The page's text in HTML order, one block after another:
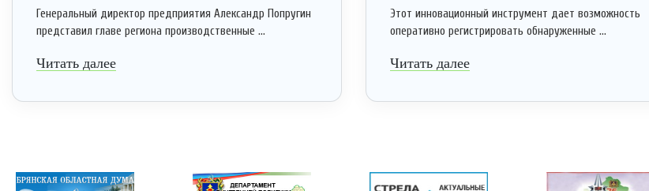
Генеральный директор предприятия Александр Попругин
представил главе региона производственные ...
Читать далее
Этот инновационный инструмент дает возможность
оперативно регистрировать обнаруженные ...
Читать далее